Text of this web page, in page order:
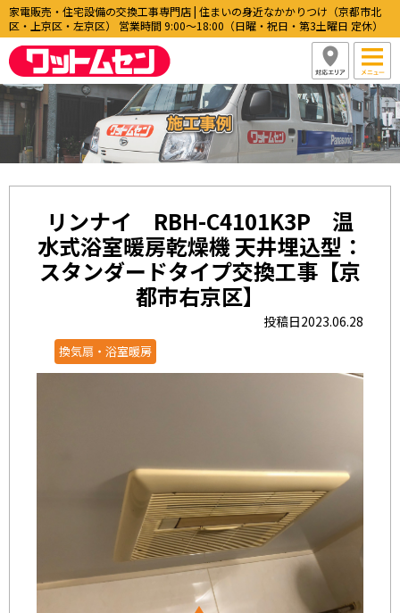
家電販売・住宅設備の交換工事専門店 | 住まいの身近なかかりつけ（京都市北
区・上京区・左京区） 営業時間 9:00〜18:00（日曜・祝日・第3土曜日 定休）
リンナイ RBH-C4101K3P 温
水式浴室暖房乾燥機 天井埋込型：
スタンダードタイプ交換工事【京
都市右京区】
投稿日2023.06.28
換気扇・浴室暖房